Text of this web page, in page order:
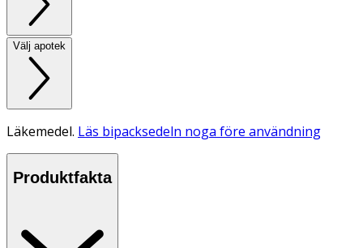
Välj apotek
Läkemedel. Läs bipacksedeln noga före användning
Produktfakta